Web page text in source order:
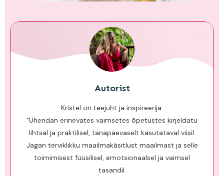
Autorist
Kristel on teejuht ja inspireerija.
"Ühendan erinevates vaimsetes õpetustes kirjeldatu
lihtsal ja praktilisel, tänapäevaselt kasutataval viisil.
Jagan terviklikku maailmakäsitlust maailmast ja selle
toimimisest füüsilisel, emotsionaalsel ja vaimsel
tasandil.